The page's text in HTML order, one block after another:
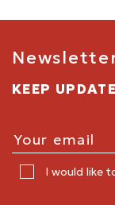
KEEP
I would like